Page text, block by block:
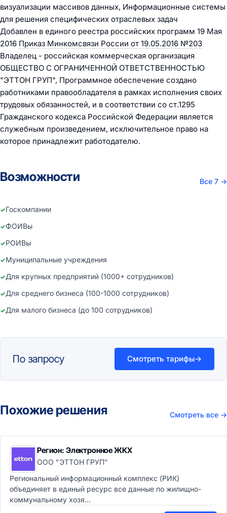
визуализации массивов данных, Информационные системы
для решения специфических отраслевых задач
Добавлен в единого реестра российских программ 19 Мая
2016 Приказ Минкомсвязи России от 19.05.2016 №203
Владелец - российская коммерческая организация
ОБЩЕСТВО С ОГРАНИЧЕННОЙ ОТВЕТСТВЕННОСТЬЮ
"ЭТТОН ГРУП", Программное обеспечение создано
работниками правообладателя в рамках исполнения своих
трудовых обязанностей, и в соответствии со ст.1295
Гражданского кодекса Российской Федерации является
служебным произведением, исключительное право на
которое принадлежит работодателю.
Возможности Все 7 →
Госкомпании
ФОИВы
РОИВы
Муниципальные учреждения
Для крупных предприятий (1000+ сотрудников)
Для среднего бизнеса (100-1000 сотрудников)
Для малого бизнеса (до 100 сотрудников)
По запросу Смотреть тарифы→
Похожие решения Смотреть все →
Регион: Электронное ЖКХ
ООО "ЭТТОН ГРУП"
Региональный информационный комплекс (РИК)
объединяет в единый ресурс все данные по жилищно-
коммунальному хозя...